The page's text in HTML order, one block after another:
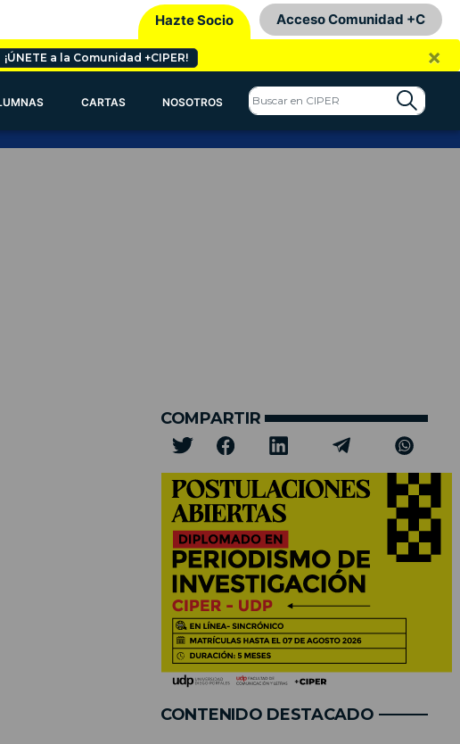
Hazte Socio Acceso Comunidad +C
¡ÚNETE a la Comunidad +CIPER! ×
CARTAS NOSOTROS
COMPARTIR
CONTENIDO DESTACADO